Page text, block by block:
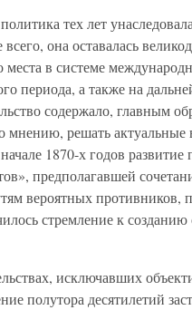
тех лет
она оставалась
места в системе
периода, а также на
содержало, главным
мнению, решать актуальные
1870-х годов развитие
предполагавшей
вероятных противников,
стремление к
исключавших
полутора десятилетий